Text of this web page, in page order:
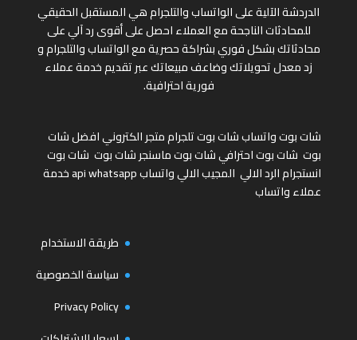
الدردشة الآلية على الواتساب والتلجرام هي المستقبل الحقيقي
للمحادثات الناجحة مع العملاء احصل على أقوى رد آلي على
محادثاتك بشكل فوري بشراكة حصرية مع الواتساب والتلجرام و
زد معدل تحويلاتك وضاعف مبيعاتك عبر تقديم خدمة عملاء
فورية احترافية.
شات بوت واتسابشات بوت تلجراممتجر الكترونيافضل شات
بوت شات بوت احترافيشات بوت ماسنجرشات بوت شات بوت
انستجرامالرد الالي المجيب الالي واتسابapi whatsappخدمة
عملاء واتساب
طريقة الاستخدام
سياسة الخصوصية
Privacy Policy